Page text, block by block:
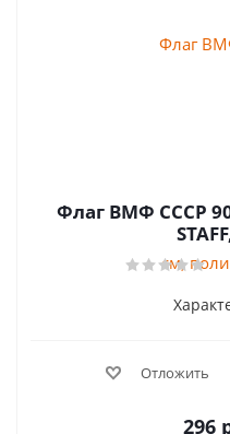
Флаг ВМФ СССР
Отложить
296